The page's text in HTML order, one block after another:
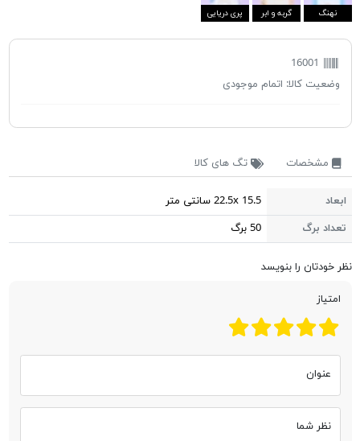
نهنگ گربه و ابر پری دریایی
16001
وضعیت کالا: اتمام موجودی
مشخصات تگ های کالا
ابعاد
22.5x 15.5 سانتی متر
تعداد برگ
50 برگ
نظر خودتان را بنویسد
امتیاز
عنوان
نظر شما